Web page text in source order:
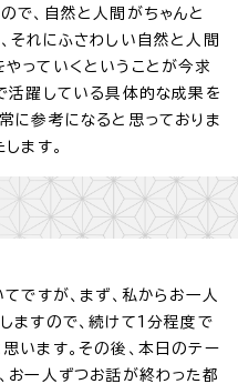
で、自然と人間がちゃんと
それにふさわしい自然と人間
っていくということが今求
活躍している具体的な成果を
に参考になると思っておりま
ます。
ですが、まず、私からお一人
ますので、続けて1分程度で
います。その後、本日のテー
お一人ずつお話が終わった都